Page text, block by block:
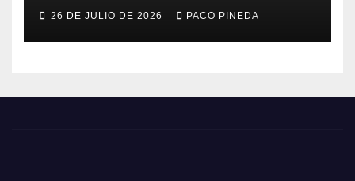
26 DE JULIO DE 2026 PACO PINEDA